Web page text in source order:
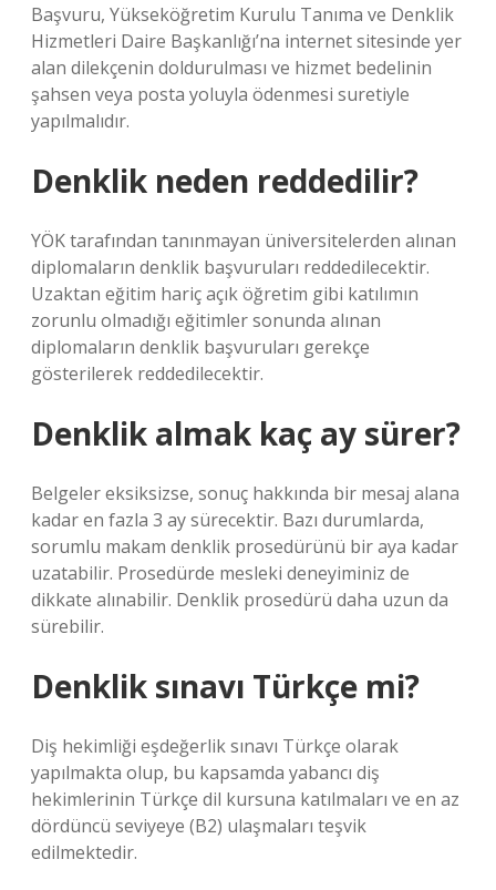
Başvuru, Yükseköğretim Kurulu Tanıma ve Denklik
Hizmetleri Daire Başkanlığı’na internet sitesinde yer
alan dilekçenin doldurulması ve hizmet bedelinin
şahsen veya posta yoluyla ödenmesi suretiyle
yapılmalıdır.
Denklik neden reddedilir?
YÖK tarafından tanınmayan üniversitelerden alınan
diplomaların denklik başvuruları reddedilecektir.
Uzaktan eğitim hariç açık öğretim gibi katılımın
zorunlu olmadığı eğitimler sonunda alınan
diplomaların denklik başvuruları gerekçe
gösterilerek reddedilecektir.
Denklik almak kaç ay sürer?
Belgeler eksiksizse, sonuç hakkında bir mesaj alana
kadar en fazla 3 ay sürecektir. Bazı durumlarda,
sorumlu makam denklik prosedürünü bir aya kadar
uzatabilir. Prosedürde mesleki deneyiminiz de
dikkate alınabilir. Denklik prosedürü daha uzun da
sürebilir.
Denklik sınavı Türkçe mi?
Diş hekimliği eşdeğerlik sınavı Türkçe olarak
yapılmakta olup, bu kapsamda yabancı diş
hekimlerinin Türkçe dil kursuna katılmaları ve en az
dördüncü seviyeye (B2) ulaşmaları teşvik
edilmektedir.